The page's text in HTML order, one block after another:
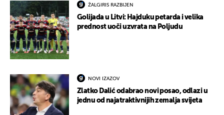
ŽALGIRIS RAZBIJEN
Golijada u Litvi: Hajduku petarda i velika
prednost uoči uzvrata na Poljudu
NOVI IZAZOV
Zlatko Dalić odabrao novi posao, odlazi u
jednu od najatraktivnijih zemalja svijeta